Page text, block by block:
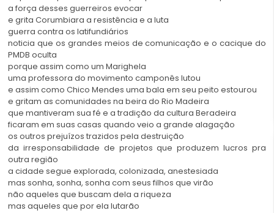
a força desses guerreiros evocar
e grita Corumbiara a resistência e a luta
guerra contra os latifundiários
noticia que os grandes meios de comunicação e o cacique do
PMDB oculta
porque assim como um Marighela
uma professora do movimento camponês lutou
e assim como Chico Mendes uma bala em seu peito estourou
e gritam as comunidades na beira do Rio Madeira
que mantiveram sua fé e a tradição da cultura Beradeira
ficaram em suas casas quando veio a grande alagação
os outros prejuízos trazidos pela destruição
da irresponsabilidade de projetos que produzem lucros pra
outra região
a cidade segue explorada, colonizada, anestesiada
mas sonha, sonha, sonha com seus filhos que virão
não aqueles que buscam dela a riqueza
mas aqueles que por ela lutarão